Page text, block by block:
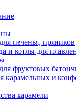
печенья, пряников
и котлы для
фруктовых
карамельных и
карамели